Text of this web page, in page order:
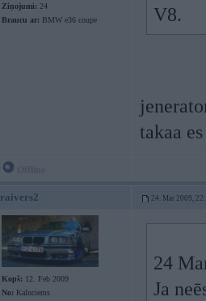
Ziņojumi: 24
Braucu ar: BMW e36 coupe
V8.
takaa
raivers2 24. Mar 2009,
Kopš: 12. Feb 2009
No: Kalnciems
24
Ja